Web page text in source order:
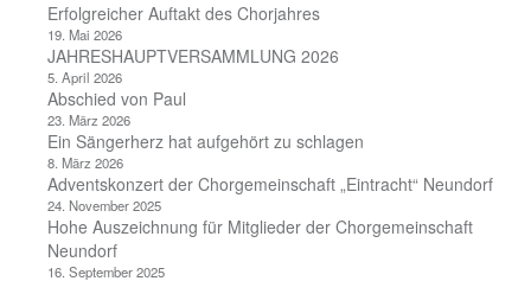
Erfolgreicher Auftakt des Chorjahres
19. Mai 2026
JAHRESHAUPTVERSAMMLUNG 2026
5. April 2026
Abschied von Paul
23. März 2026
Ein Sängerherz hat aufgehört zu schlagen
8. März 2026
Adventskonzert der Chorgemeinschaft „Eintracht“ Neundorf
24. November 2025
Hohe Auszeichnung für Mitglieder der Chorgemeinschaft
Neundorf
16. September 2025